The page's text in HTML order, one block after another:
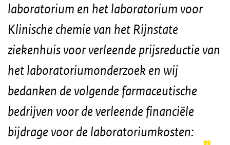
laboratorium en het laboratorium voor
Klinische chemie van het Rijnstate
ziekenhuis voor verleende prijsreductie van
het laboratoriumonderzoek en wij
bedanken de volgende farmaceutische
bedrijven voor de verleende financiële
bijdrage voor de laboratoriumkosten: